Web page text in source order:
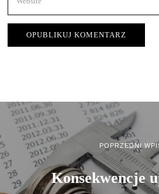
POPRZEDNI
Konsekwencje